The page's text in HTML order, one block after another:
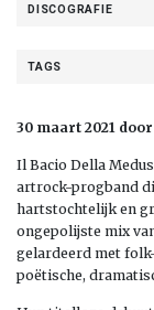
DISCOGRAFIE
TAGS
30 maart 2021
Il Bacio Della
artrock-progband
hartstochtelijk en
ongepolijste mix
gelardeerd met
poëtische,